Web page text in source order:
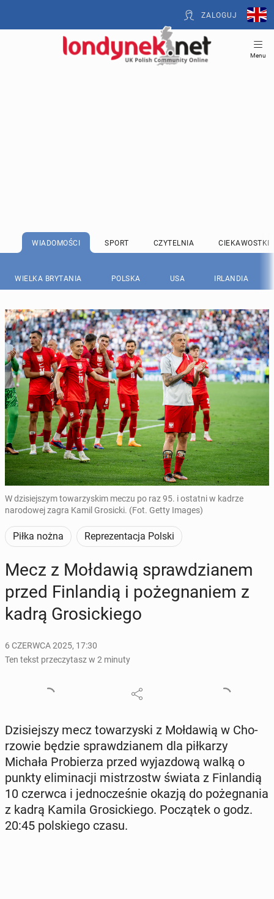
ZALOGUJ
Menu
WIADOMOŚCI SPORT CZYTELNIA CIEKAWOSTKI
WIELKA BRYTANIA POLSKA USA IRLANDIA
W dzisiejszym towarzyskim meczu po raz 95. i ostatni w kadrze
narodowej zagra Kamil Grosicki. (Fot. Getty Images)
Piłka nożna Reprezentacja Polski
Mecz z Moł­da­wią spraw­dzia­nem
przed Fin­lan­dią i po­że­gna­niem z
kadrą Gro­sic­kie­go
6 CZERWCA 2025, 17:30
Ten tekst przeczytasz w 2 minuty
Dzi­siej­szy mecz to­wa­rzy­ski z Moł­da­wią w Cho­
rzo­wie będzie spraw­dzia­nem dla pił­ka­rzy
Michała Pro­bie­rza przed wy­jaz­do­wą walką o
punkty eli­mi­na­cji mi­strzostw świata z Fin­lan­dią
10 czerwca i jed­no­cze­śnie okazją do po­że­gna­nia
z kadrą Kamila Gro­sic­kie­go. Po­czą­tek o godz.
20:45 pol­skie­go czasu.